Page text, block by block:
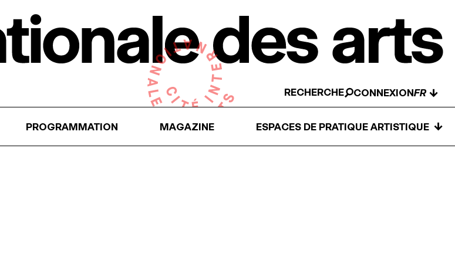
RECHERCHE CONNEXION ↓
PROGRAMMATION MAGAZINE ESPACES DE PRATIQUE ARTISTIQUE ↓